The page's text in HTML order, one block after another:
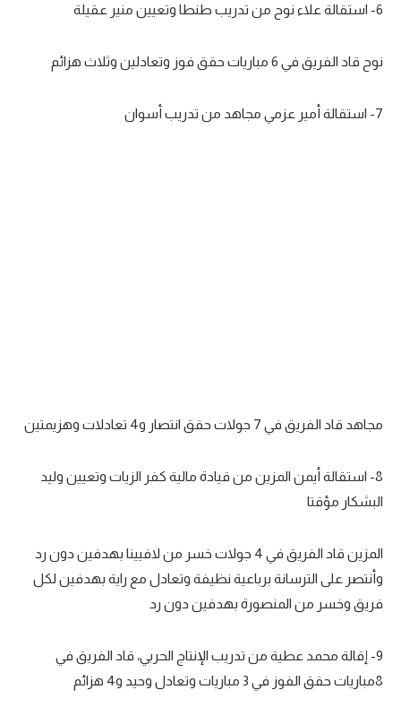
6- استقالة علاء نوح من تدريب طنطا وتعيين منير عقيلة
نوح قاد الفريق في 6 مباريات حقق فوز وتعادلين وثلاث هزائم
7- استقالة أمير عزمي مجاهد من تدريب أسوان
مجاهد قاد الفريق في 7 جولات حقق انتصار و4 تعادلات وهزيمتين
8- استقالة أيمن المزين من قيادة مالية كفر الزيات وتعيين وليد
البشكار مؤقتا
المزين قاد الفريق في 4 جولات خسر من لافيينا بهدفين دون رد
وأنتصر على الترسانة برباعية نظيفة وتعادل مع راية بهدفين لكل
فريق وخسر من المنصورة بهدفين دون رد
9- إقالة محمد عطية من تدريب الإنتاج الحربي، قاد الفريق في
8مباريات حقق الفوز في 3 مباريات وتعادل وحيد و4 هزائم